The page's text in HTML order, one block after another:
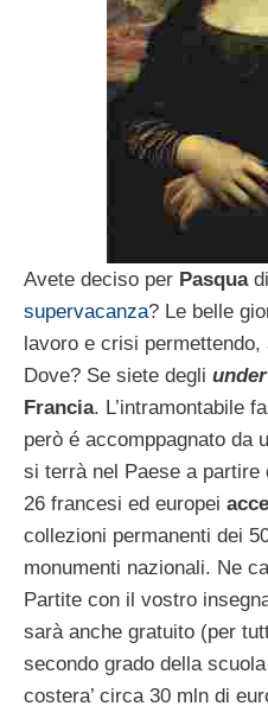
Avete deciso per Pasquadi
supervacanza? Le belle
lavoro e crisi
Dove? Se siete degli under
Francia. L’intramontabile
però é accomppagnato da
si terrà nel Paese a partire
26 francesi ed europei
collezioni permanenti dei
monumenti nazionali. Ne
Partite con il vostro
sarà anche gratuito (per
secondo grado della
costera’ circa 30 mln di